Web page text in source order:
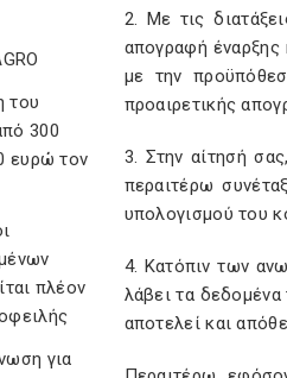
του
300
ευρώ τον
πλέον
για
2. Με τις
απογραφή έναρξης
με την
προαιρετικής
3. Στην αίτησή
περαιτέρω
υπολογισμού του
4. Κατόπιν των
λάβει τα
αποτελεί και